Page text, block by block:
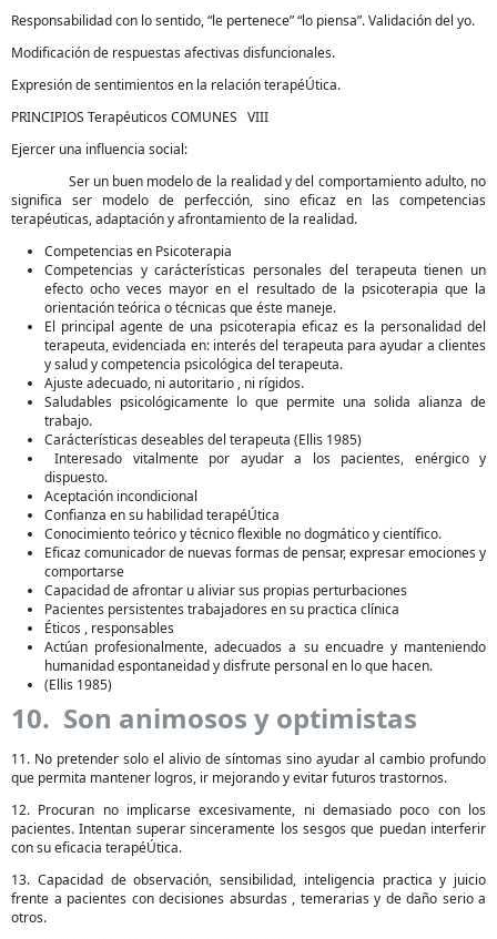
Responsabilidad con lo sentido, “le pertenece” “lo piensa”. Validación del yo.
Modificación de respuestas afectivas disfuncionales.
Expresión de sentimientos en la relación terapéÚtica.
PRINCIPIOS Terapéuticos COMUNES VIII
Ejercer una influencia social:
Ser un buen modelo de la realidad y del comportamiento adulto, no
significa ser modelo de perfección, sino eficaz en las competencias
terapéuticas, adaptación y afrontamiento de la realidad.
Competencias en Psicoterapia
Competencias y carácterísticas personales del terapeuta tienen un
efecto ocho veces mayor en el resultado de la psicoterapia que la
orientación teórica o técnicas que éste maneje.
El principal agente de una psicoterapia eficaz es la personalidad del
terapeuta, evidenciada en: interés del terapeuta para ayudar a clientes
y salud y competencia psicológica del terapeuta.
Ajuste adecuado, ni autoritario , ni rígidos.
Saludables psicológicamente lo que permite una solida alianza de
trabajo.
Carácterísticas deseables del terapeuta (Ellis 1985)
Interesado vitalmente por ayudar a los pacientes, enérgico y
dispuesto.
Aceptación incondicional
Confianza en su habilidad terapéÚtica
Conocimiento teórico y técnico flexible no dogmático y científico.
Eficaz comunicador de nuevas formas de pensar, expresar emociones y
comportarse
Capacidad de afrontar u aliviar sus propias perturbaciones
Pacientes persistentes trabajadores en su practica clínica
Éticos , responsables
Actúan profesionalmente, adecuados a su encuadre y manteniendo
humanidad espontaneidad y disfrute personal en lo que hacen.
(Ellis 1985)
10. Son animosos y optimistas
11. No pretender solo el alivio de síntomas sino ayudar al cambio profundo
que permita mantener logros, ir mejorando y evitar futuros trastornos.
12. Procuran no implicarse excesivamente, ni demasiado poco con los
pacientes. Intentan superar sinceramente los sesgos que puedan interferir
con su eficacia terapéÚtica.
13. Capacidad de observación, sensibilidad, inteligencia practica y juicio
frente a pacientes con decisiones absurdas , temerarias y de daño serio a
otros.